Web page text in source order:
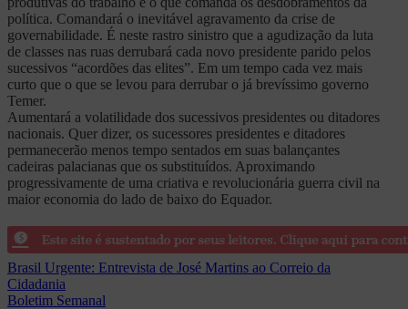
política. Comandará o inevitável agravamento da crise de
governabilidade. É neste rastro sinistro que a agudização da luta
de classes nas ruas derrubará cada novo presidente parido pelos
sucessivos “acordões das elites”. Em um tempo cada vez mais
curto que o que se levou para derrubar o já brevíssimo governo
Temer.
Aumentará a volatilidade dos sucessivos presidentes ou ditadores
nacionais. Quer dizer, os sucessores presidentes e ditadores
permanecerão menos tempo sentados em suas balançantes
cadeiras palacianas que os substituídos. Aproximando
progressivamente de uma criativa e revolucionária guerra civil na
maior economia do lado de baixo do Equador.
Navegação
de
Brasil Urgente: Entrevista de José Martins ao Correio da
Cidadania
Boletim Semanal